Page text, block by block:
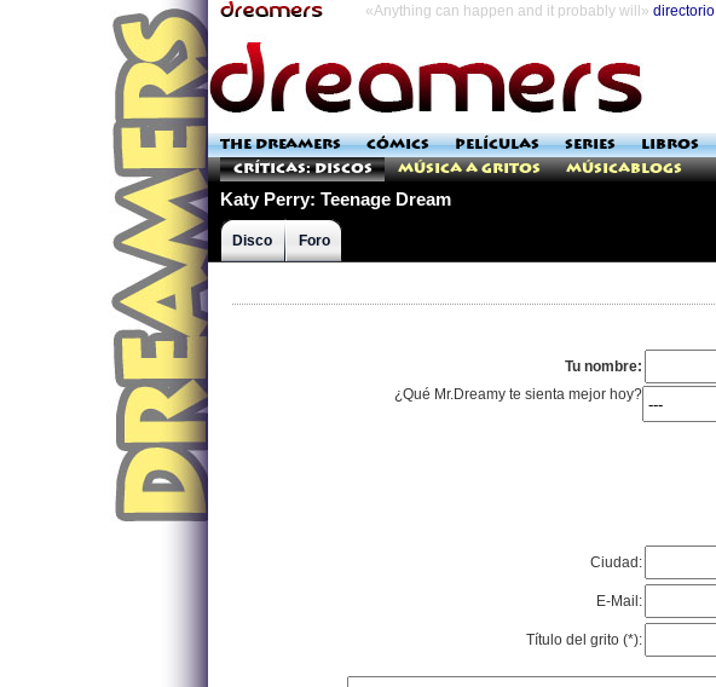
«Anything can happen and it probably will» directorio
THE DREAMERS CÓMICS PELÍCULAS SERIES LIBROS
Críticas: Discos
Música a Gritos Músicablogs
Katy Perry: Teenage Dream
Disco Foro
Tu nombre:
¿Qué Mr.Dreamy te sienta mejor hoy?
Ciudad:
E-Mail:
Título del grito (*):